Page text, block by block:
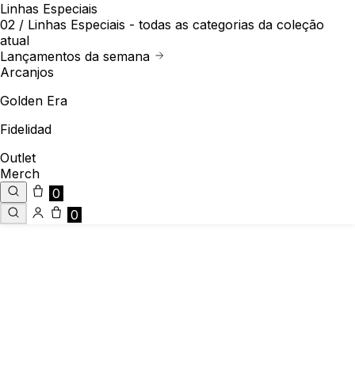
Linhas Especiais
02 / Linhas Especiais - todas as categorias da coleção
atual
Lançamentos da semana
Arcanjos
Golden Era
Fidelidad
Outlet
Merch
0
0